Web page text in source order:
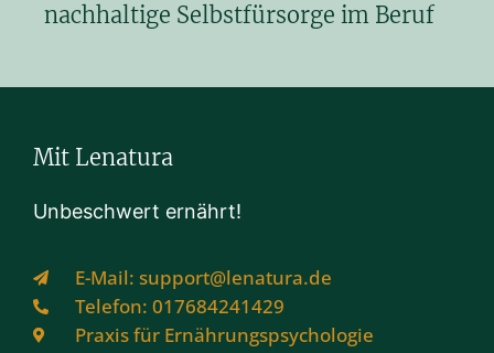
nachhaltige Selbstfürsorge im Beruf
Mit Lenatura
Unbeschwert ernährt!
E-Mail: support@lenatura.de
Telefon: 017684241429
Praxis für Ernährungspsychologie